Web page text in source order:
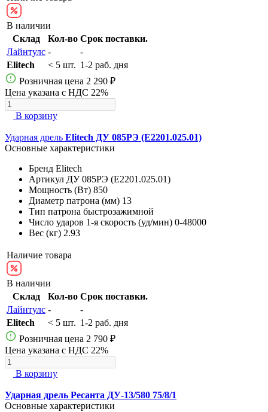
В наличии
Склад
Кол-во Срок поставки.
Лайнтулс -
-
Elitech
< 5 шт. 1-2 раб. дня
Розничная цена 2 290 ₽
Цена указана с НДС 22%
В корзину
Ударная дрель Elitech ДУ 085РЭ (E2201.025.01)
Основные характеристики
Бренд Elitech
Артикул ДУ 085РЭ (E2201.025.01)
Мощность (Вт) 850
Диаметр патрона (мм) 13
Тип патрона быстрозажимной
Число ударов 1-я скорость (уд/мин) 0-48000
Вес (кг) 2.93
Наличие товара
В наличии
Склад
Кол-во Срок поставки.
Лайнтулс -
-
Elitech
< 5 шт. 1-2 раб. дня
Розничная цена 2 790 ₽
Цена указана с НДС 22%
В корзину
Ударная дрель Ресанта ДУ-13/580 75/8/1
Основные характеристики